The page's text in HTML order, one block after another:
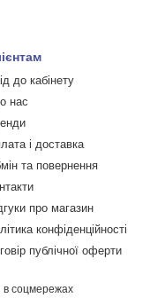
до кабінету
нас
і доставка
та повернення
про магазин
конфіденційності
публічної оферти
в соцмережах